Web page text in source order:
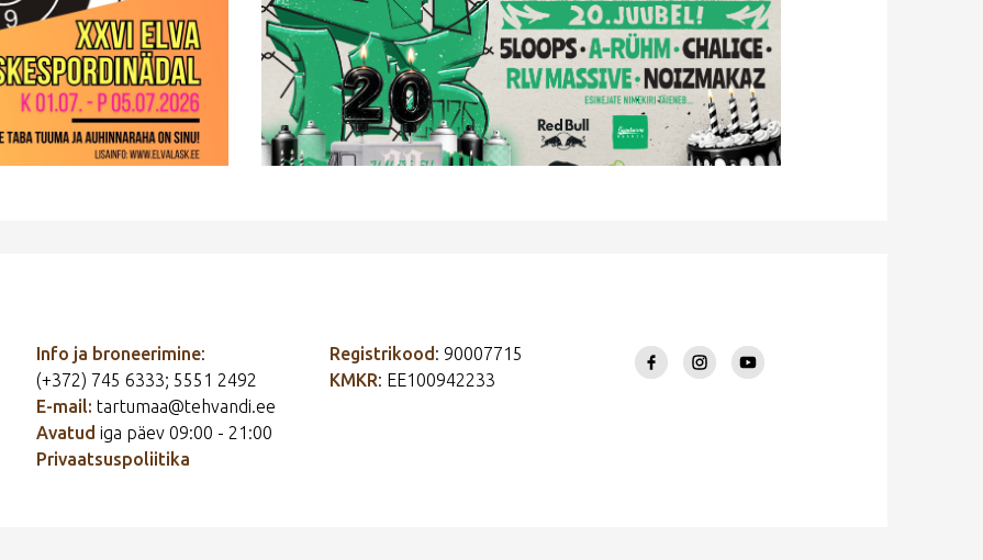
Info ja broneerimine:
(+372) 745 6333; 5551 2492
E-mail: tartumaa@tehvandi.ee
Avatud iga päev 09:00 - 21:00
Privaatsuspoliitika
Registrikood: 90007715
KMKR: EE100942233